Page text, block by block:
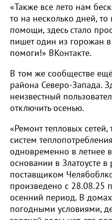
«Также все лето нам
то на несколько дней,
помощи, здесь стало
пишет один из горожан
помоги!» ВКонтакте.
В том же сообществе
района Северо-Запада.
неизвестный
отключить осенью.
«Ремонт тепловых сетей,
систем
одновременно в летнее
основании в Златоусте
поставщиком
произведено с 28.08.25
осенний период. В домах
погодными условиями,